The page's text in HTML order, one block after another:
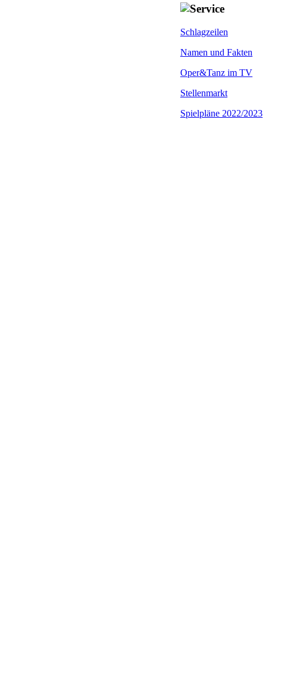
Schlagzeilen
Namen und Fakten
Oper&Tanz im TV
Stellenmarkt
Spielpläne 2022/2023